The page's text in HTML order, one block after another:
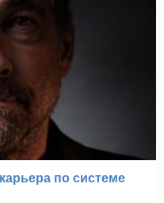
по системе